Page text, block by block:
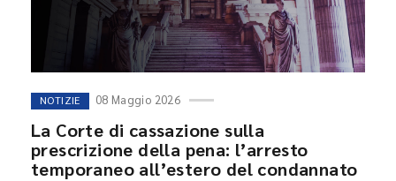
NOTIZIE 08 Maggio 2026
La Corte di cassazione sulla
prescrizione della pena: l’arresto
temporaneo all’estero del condannato